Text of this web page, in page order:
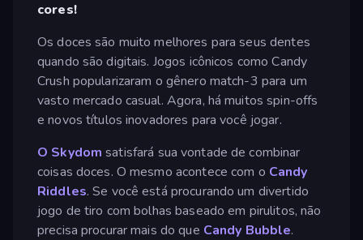
cores!
Os doces são muito melhores para seus dentes
quando são digitais. Jogos icônicos como Candy
Crush popularizaram o gênero match-3 para um
vasto mercado casual. Agora, há muitos spin-offs
e novos títulos inovadores para você jogar.
O Skydom satisfará sua vontade de combinar
coisas doces. O mesmo acontece com o Candy
Riddles. Se você está procurando um divertido
jogo de tiro com bolhas baseado em pirulitos, não
precisa procurar mais do que Candy Bubble.